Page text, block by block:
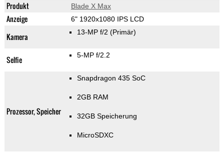
Produkt Blade X Max
Anzeige 6" 1920x1080 IPS LCD
Kamera 13-MP f/2 (Primär)
Selfie 5-MP f/2.2
Prozessor, Speicher
Snapdragon 435 SoC
2GB RAM
32GB Speicherung
MicroSDXC